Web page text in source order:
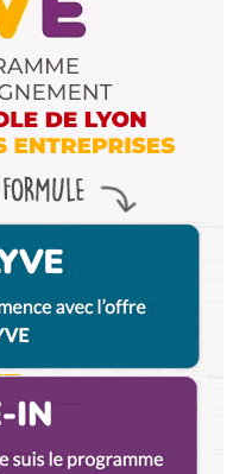
lumières, Sénario
du carnaval) mettra
aux ours) à partir
pour danser
assurée
une petite question
Vierge devait être
alors que la